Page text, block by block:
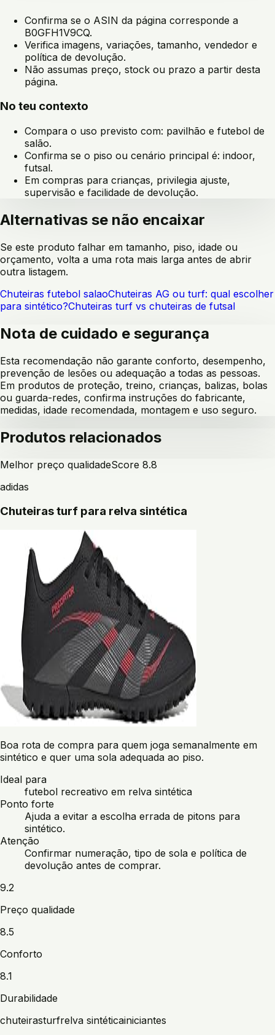
Confirma se o ASIN da página corresponde a
B0GFH1V9CQ.
Verifica imagens, variações, tamanho, vendedor e
política de devolução.
Não assumas preço, stock ou prazo a partir desta
página.
No teu contexto
Compara o uso previsto com: pavilhão e futebol de
salão.
Confirma se o piso ou cenário principal é: indoor,
futsal.
Em compras para crianças, privilegia ajuste,
supervisão e facilidade de devolução.
Alternativas se não encaixar
Se este produto falhar em tamanho, piso, idade ou
orçamento, volta a uma rota mais larga antes de abrir
outra listagem.
Chuteiras futebol salaoChuteiras AG ou turf: qual escolher
para sintético?Chuteiras turf vs chuteiras de futsal
Nota de cuidado e segurança
Esta recomendação não garante conforto, desempenho,
prevenção de lesões ou adequação a todas as pessoas.
Em produtos de proteção, treino, crianças, balizas, bolas
ou guarda-redes, confirma instruções do fabricante,
medidas, idade recomendada, montagem e uso seguro.
Produtos relacionados
Melhor preço qualidadeScore 8.8
adidas
Chuteiras turf para relva sintética
Boa rota de compra para quem joga semanalmente em
sintético e quer uma sola adequada ao piso.
Ideal para
futebol recreativo em relva sintética
Ponto forte
Ajuda a evitar a escolha errada de pitons para
sintético.
Atenção
Confirmar numeração, tipo de sola e política de
devolução antes de comprar.
9.2
Preço qualidade
8.5
Conforto
8.1
Durabilidade
chuteirasturfrelva sintéticainiciantes